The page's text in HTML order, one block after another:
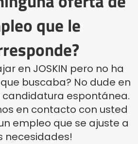
EMPLEO
Dansk
Română
Suomi
Magyar
Български
que le
en JOSKIN pero no ha
buscaba? No dude en
espontánea.
en contacto con usted
empleo que se ajuste a
necesidades!